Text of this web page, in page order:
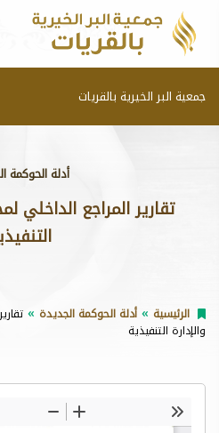
جمعية البر الخيرية بالقريات
أدلة الحوكمة
تقارير المراجع الداخلي
الرئيسية أدلة الحوكمة الجديدة
والإدارة التنفيذية